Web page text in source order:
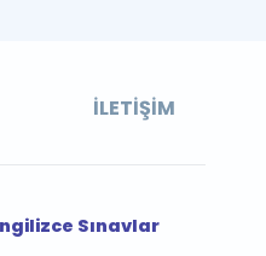
İLETIŞIM
Sınavlar